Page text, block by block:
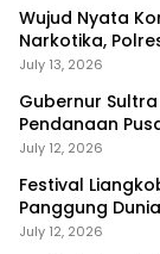
Wujud Nyata
Narkotika,
Sabu-Sabu
July 13, 2026
Gubernur
Pendanaan
Liangkobhori
July 12, 2026
Festival
Panggung Dunia
July 12, 2026